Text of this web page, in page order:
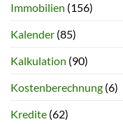
Immobilien (156)
Kalender (85)
Kalkulation (90)
Kostenberechnung (6)
Kredite (62)